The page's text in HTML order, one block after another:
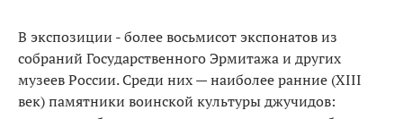
В экспозиции - более восьмисот экспонатов из
собраний Государственного Эрмитажа и других
музеев России. Среди них — наиболее ранние (XIII
век) памятники воинской культуры джучидов: